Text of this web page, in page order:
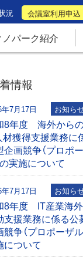
況 会議室利用申込
パーク紹介
情報
7月17日 お知ら
8年度 海外から
材獲得支援業務に
企画競争（プロポ
の実施について
7月17日 お知ら
8年度 IT産業海
支援業務に係る公
争（プロポーザル
について